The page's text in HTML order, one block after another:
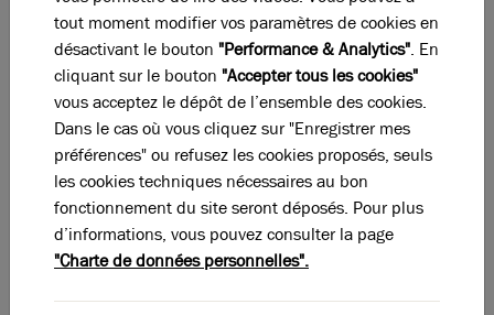
télétravail même après le confinement. LeFlex
Officerepose sur l’absence de poste attitré dans
l’entreprise : le collaborateur ou salarié s’installe ainsi
chaque jour à l’endroit où il trouve de la place, ou bien
décidera du poste qu’il occupera en fonction de la
tâche à accomplir à un instant T. L’espace de travail
est ainsipenséen fonction decritères précis
deperformancenotamment,
etd’économiedesurface. Également appeléSmart
office, le Flex Office contribue à accélérer la
tout moment modifier vos paramètres de cookies en
désactivant le bouton "Performance & Analytics". En
cliquant sur le bouton "Accepter tous les cookies"
vous acceptez le dépôt de l’ensemble des cookies.
Dans le cas où vous cliquez sur "Enregistrer mes
préférences" ou refusez les cookies proposés, seuls
les cookies techniques nécessaires au bon
fonctionnement du site seront déposés. Pour plus
d’informations, vous pouvez consulter la page
"Charte de données personnelles".